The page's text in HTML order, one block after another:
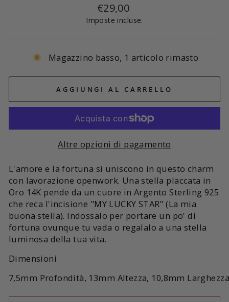
Prezzo
di
€29,00
Imposte incluse.
Magazzino basso, 1 articolo rimasto
AGGIUNGI AL CARRELLO
Altre opzioni di pagamento
L'amore e la fortuna si uniscono in questo charm
con lavorazione openwork. Una stella placcata in
Oro 14K pende da un cuore in Argento Sterling 925
che reca l'incisione "MY LUCKY STAR" (La mia
buona stella). Indossalo per portare un po' di
fortuna ovunque tu vada o regalalo a una stella
luminosa della tua vita.
Dimensioni
7,5mm Profondità, 13mm Altezza, 10,8mm Larghezza